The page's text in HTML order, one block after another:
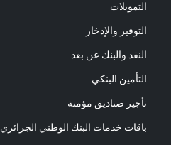
التمويلات
التوفير والإدخار
النقد والبنك عن بعد
التأمين البنكي
تأجير صناديق مؤمنة
باقات خدمات البنك الوطني الجزائري